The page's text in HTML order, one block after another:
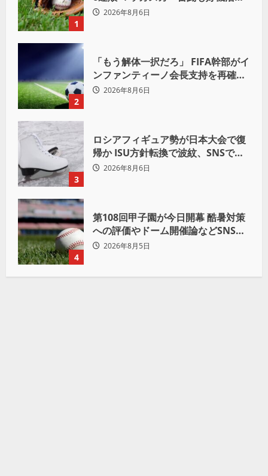
1
せず借金「22」
2026年8月6日
2
「もう解体一択だろ」 FIFA幹部がイ
ンファンティーノ会長支持を再確認
も 批判収まらず
2026年8月6日
3
ロシアフィギュア勢が日本大会で復
帰か ISU方針転換で波紋、SNSでは
賛否両論
2026年8月6日
4
第108回甲子園が今日開幕 酷暑対策
への評価やドーム開催論などSNSで
議論も
2026年8月5日